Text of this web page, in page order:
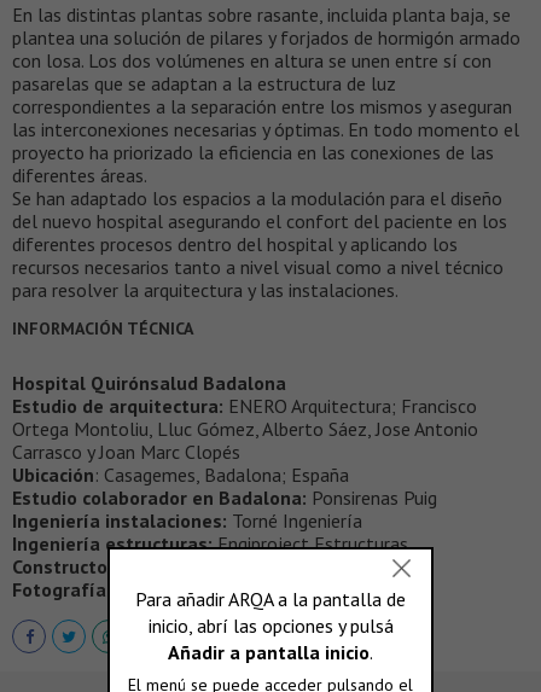
En las distintas plantas sobre rasante, incluida planta baja, se
plantea una solución de pilares y forjados de hormigón armado
con losa. Los dos volúmenes en altura se unen entre sí con
pasarelas que se adaptan a la estructura de luz
correspondientes a la separación entre los mismos y aseguran
las interconexiones necesarias y óptimas. En todo momento el
proyecto ha priorizado la eficiencia en las conexiones de las
diferentes áreas.
Se han adaptado los espacios a la modulación para el diseño
del nuevo hospital asegurando el confort del paciente en los
diferentes procesos dentro del hospital y aplicando los
recursos necesarios tanto a nivel visual como a nivel técnico
para resolver la arquitectura y las instalaciones.
INFORMACIÓN TÉCNICA
Hospital Quirónsalud Badalona
Estudio de arquitectura: ENERO Arquitectura; Francisco
Ortega Montoliu, Lluc Gómez, Alberto Sáez, Jose Antonio
Carrasco y Joan Marc Clopés
Ubicación: Casagemes, Badalona; España
Estudio colaborador en Badalona: Ponsirenas Puig
Ingeniería instalaciones: Torné Ingeniería
Ingeniería estructuras:Engiproject Estructuras
Constructora:
Fotografías:
Jorge Allende